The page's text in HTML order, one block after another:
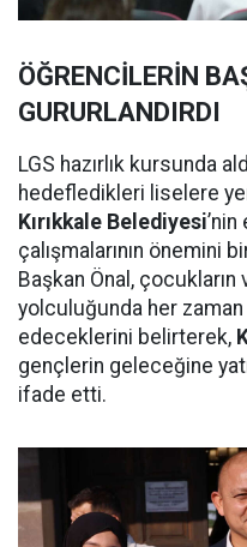
ÖĞRENCİLERİN
GURURLANDIRDI
LGS hazırlık kursunda
hedefledikleri liselere
Kırıkkale Belediyesi
çalışmalarının önemini
Başkan Önal,
yolculuğunda her zaman
edeceklerini belirterek,
gençlerin geleceğine
ifade etti.